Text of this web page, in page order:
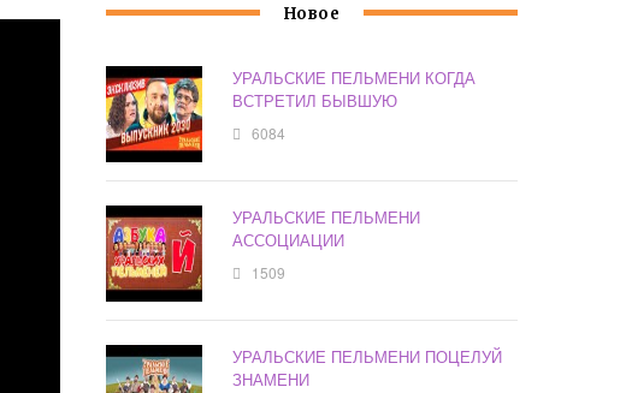
Новое
УРАЛЬСКИЕ ПЕЛЬМЕНИ КОГДА
ВСТРЕТИЛ БЫВШУЮ
6084
УРАЛЬСКИЕ ПЕЛЬМЕНИ
АССОЦИАЦИИ
1509
УРАЛЬСКИЕ ПЕЛЬМЕНИ ПОЦЕЛУЙ
ЗНАМЕНИ